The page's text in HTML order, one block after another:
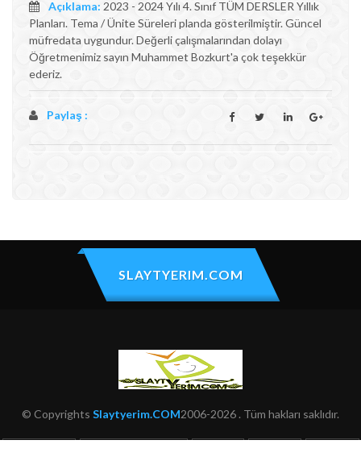
Açıklama: 2023 - 2024 Yılı 4. Sınıf TÜM DERSLER Yıllık
Planları. Tema / Ünite Süreleri planda gösterilmiştir. Güncel
müfredata uygundur. Değerli çalışmalarından dolayı
Öğretmenimiz sayın Muhammet Bozkurt'a çok teşekkür
ederiz.
Paylaş :
SLAYTYERIM.COM
© Copyrights Slaytyerim.COM2006-2026 . Tüm hakları saklıdır.